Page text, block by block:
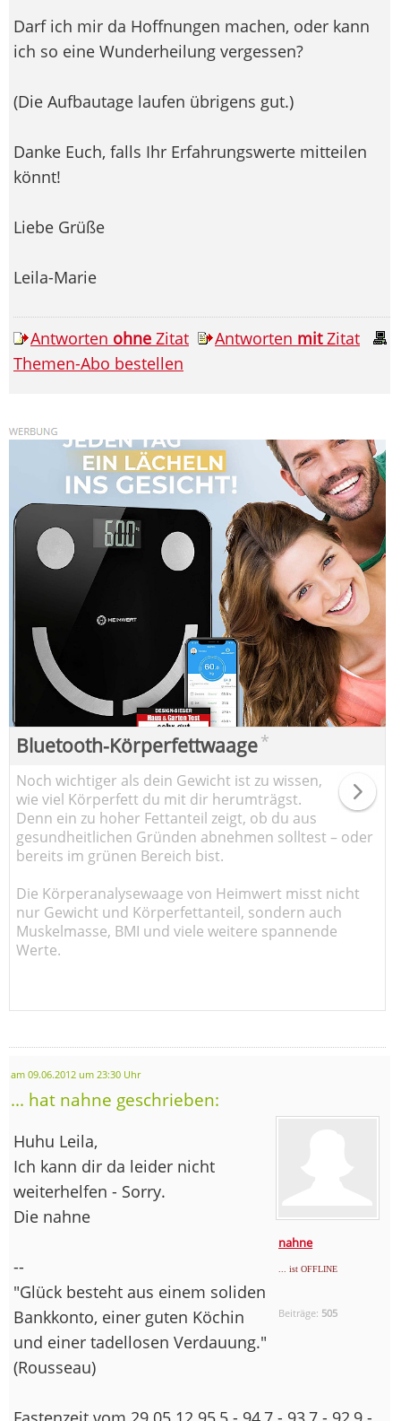
Darf ich mir da Hoffnungen machen, oder kann
ich so eine Wunderheilung vergessen?
(Die Aufbautage laufen übrigens gut.)
Danke Euch, falls Ihr Erfahrungswerte mitteilen
könnt!
Liebe Grüße
Leila-Marie
Antworten ohne Zitat Antworten mitZitat
Themen-Abo bestellen
Bluetooth-Körperfettwaage*
Noch wichtiger als dein Gewicht ist zu wissen,
wie viel Körperfett du mit dir herumträgst.
Denn ein zu hoher Fettanteil zeigt, ob du aus
gesundheitlichen Gründen abnehmen solltest – oder
bereits im grünen Bereich bist.
Die Körperanalysewaage von Heimwert misst nicht
nur Gewicht und Körperfettanteil, sondern auch
Muskelmasse, BMI und viele weitere spannende
Werte.
am 09.06.2012 um 23:30 Uhr
... hat nahne geschrieben:
nahne
... ist OFFLINE
Beiträge: 505
Huhu Leila,
Ich kann dir da leider nicht
weiterhelfen - Sorry.
Die nahne
--
"Glück besteht aus einem soliden
Bankkonto, einer guten Köchin
und einer tadellosen Verdauung."
(Rousseau)